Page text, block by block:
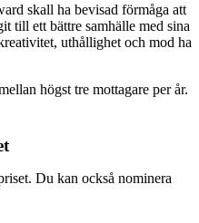
skall ha bevisad förmåga att
till ett bättre samhälle med sina
uthållighet och mod ha
högst tre mottagare per år.
Du kan också nominera